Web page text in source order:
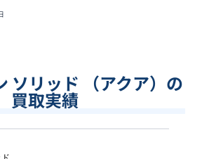
ソリッド （アクア）の
買取実績